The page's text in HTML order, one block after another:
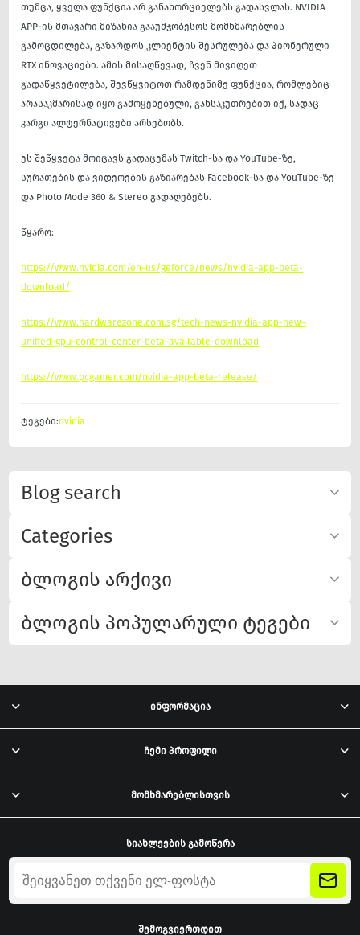
Blog search
Categories
ბლოგის არქივი
ბლოგის პოპულარული ტეგები
თუმცა, ყველა ფუნქცია არ განახორციელებს გადასვლას. NVIDIA
APP-ის მთავარი მიზანია გააუმჯობესოს მომხმარებლის
გამოცდილება, გაზარდოს კლიენტის შესრულება და პიონერული
RTX ინოვაციები. ამის მისაღწევად, ჩვენ მივიღეთ
გადაწყვეტილება, შევწყვიტოთ რამდენიმე ფუნქცია, რომლებიც
არასაკმარისად იყო გამოყენებული, განსაკუთრებით იქ, სადაც
კარგი ალტერნატივები არსებობს.
ეს შეწყვეტა მოიცავს გადაცემას Twitch-სა და YouTube-ზე,
სურათების და ვიდეოების გაზიარებას Facebook-სა და YouTube-ზე
და Photo Mode 360 & Stereo გადაღებებს.
წყარო:
https://www.nvidia.com/en-us/geforce/news/nvidia-app-beta-
download/
https://www.hardwarezone.com.sg/tech-news-nvidia-app-new-
unified-gpu-control-center-beta-available-download
https://www.pcgamer.com/nvidia-app-beta-release/
ტეგები:nvidia
ინფორმაცია
ჩემი პროფილი
მომხმარებლისთვის
სიახლეების გამოწერა
შემოგვიერთდით